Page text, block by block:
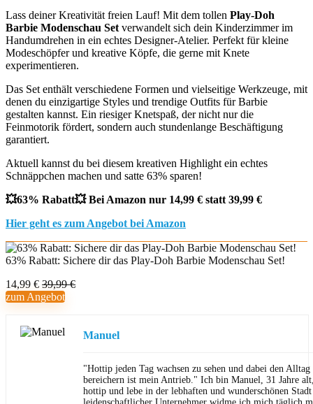
Lass deiner Kreativität freien Lauf! Mit dem tollen Play-Doh
Barbie Modenschau Set verwandelt sich dein Kinderzimmer im
Handumdrehen in ein echtes Designer-Atelier. Perfekt für kleine
Modeschöpfer und kreative Köpfe, die gerne mit Knete
experimentieren.
Das Set enthält verschiedene Formen und vielseitige Werkzeuge, mit
denen du einzigartige Styles und trendige Outfits für Barbie
gestalten kannst. Ein riesiger Knetspaß, der nicht nur die
Feinmotorik fördert, sondern auch stundenlange Beschäftigung
garantiert.
Aktuell kannst du bei diesem kreativen Highlight ein echtes
Schnäppchen machen und satte 63% sparen!
💥63% Rabatt💥 Bei Amazon nur 14,99 € statt 39,99 €
Hier geht es zum Angebot bei Amazon
63% Rabatt: Sichere dir das Play-Doh Barbie Modenschau Set!
14,99 € 39,99 €
zum Angebot
Manuel
"Hottip jeden Tag wachsen zu sehen und dabei den
bereichern ist mein Antrieb." Ich bin Manuel, 31 Jahre
hottip und lebe in der lebhaften und wunderschönen